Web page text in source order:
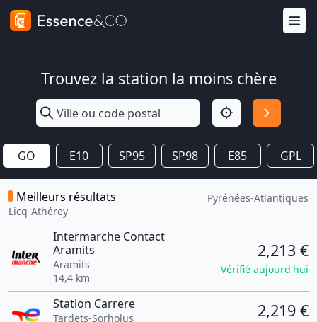
Trouvez la station la moins chère
GO E10 SP95 SP98 E85 GPL
Meilleurs résultats
Licq-Athérey
Pyrénées-Atlantiques
Intermarche Contact
Aramits
Aramits
14,4 km
2,213 €
Vérifié aujourd'hui
Station Carrere
Tardets-Sorholus
2,219 €